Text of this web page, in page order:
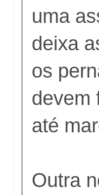
uma
deixa
os
devem
até
Outra